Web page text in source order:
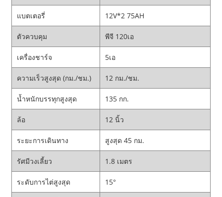
แบตเตอรี่ 12V*2 75AH
ตัวควบคุม พีจี 120เอ
เครื่องชาร์จ 5เอ
ความเร็วสูงสุด (กม./ชม.) 12 กม./ชม.
น้ำหนักบรรทุกสูงสุด 135 กก.
ล้อ 12 นิ้ว
ระยะการเดินทาง สูงสุด 45 กม.
รัศมีวงเลี้ยว 1.8 เมตร
ระดับการไต่สูงสุด 15°